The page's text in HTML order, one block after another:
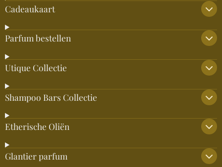
Cadeaukaart
Parfum bestellen
Utique Collectie
Shampoo Bars Collectie
Etherische Oliën
Glantier parfum